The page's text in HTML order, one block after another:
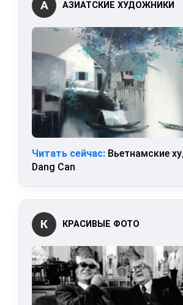
А АЗИАТСКИЕ ХУДОЖНИКИ
Читать сейчас: Вьетнамские
Dang Can
К КРАСИВЫЕ ФОТО